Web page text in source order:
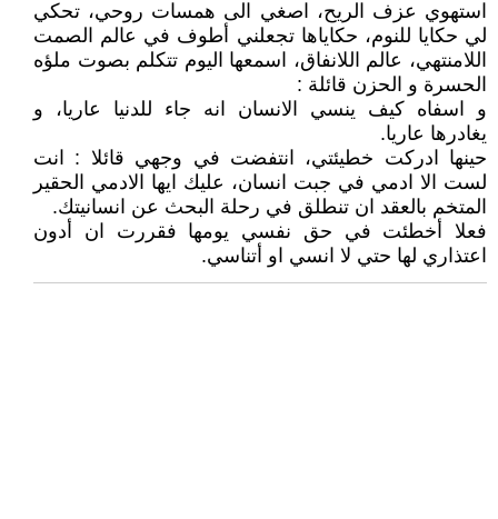
استهوي عزف الريح، اصغي الى همسات روحي، تحكي
لي حكايا للنوم، حكاياها تجعلني أطوف في عالم الصمت
اللامنتهي، عالم اللانفاق، اسمعها اليوم تتكلم بصوت ملؤه
الحسرة و الحزن قائلة :
و اسفاه كيف ينسي الانسان انه جاء للدنيا عاريا، و
يغادرها عاريا.
حينها ادركت خطيئتي، انتفضت في وجهي قائلا : انت
لست الا ادمي في جبت انسان، عليك ايها الادمي الحقير
المتخم بالعقد ان تنطلق في رحلة البحث عن انسانيتك.
فعلا أخطئت في حق نفسي يومها فقررت ان أدون
اعتذاري لها حتي لا انسي او أتناسي.